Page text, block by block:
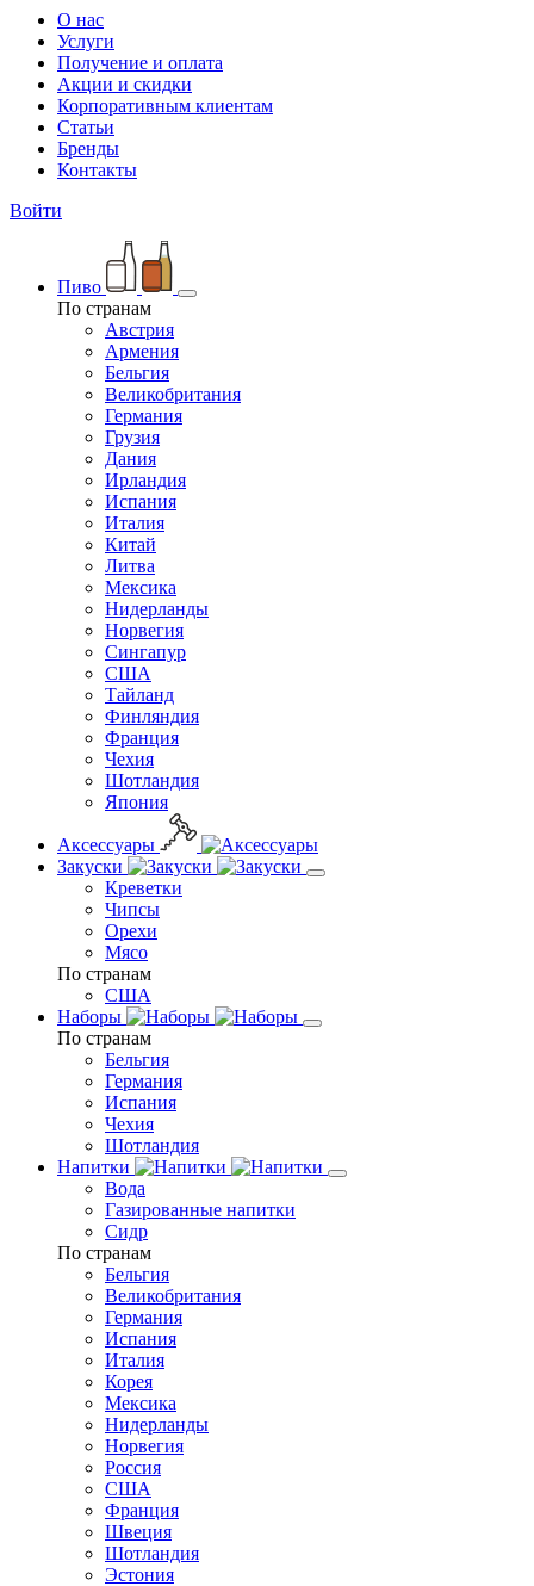
О нас
Услуги
Получение и оплата
Акции и скидки
Корпоративным клиентам
Статьи
Бренды
Контакты
Войти
Пиво
По странам
Австрия
Армения
Бельгия
Великобритания
Германия
Грузия
Дания
Ирландия
Испания
Италия
Китай
Литва
Мексика
Нидерланды
Норвегия
Сингапур
США
Тайланд
Финляндия
Франция
Чехия
Шотландия
Япония
Аксессуары
Закуски
Креветки
Чипсы
Орехи
Мясо
По странам
США
Наборы
По странам
Бельгия
Германия
Испания
Чехия
Шотландия
Напитки
Вода
Газированные напитки
Сидр
По странам
Бельгия
Великобритания
Германия
Испания
Италия
Корея
Мексика
Нидерланды
Норвегия
Россия
США
Франция
Швеция
Шотландия
Эстония